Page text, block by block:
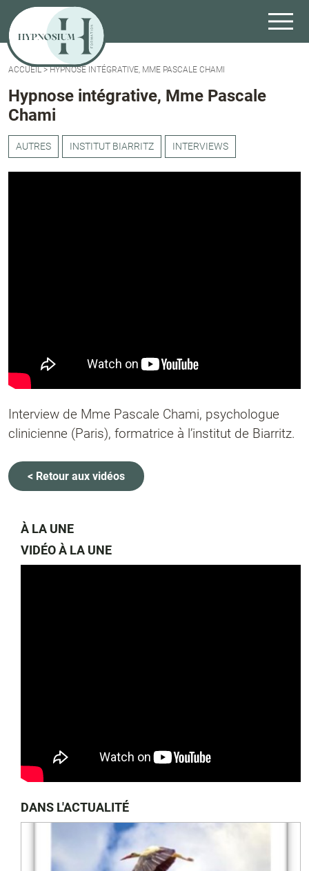
ACCUEIL>HYPNOSE INTÉGRATIVE, MME PASCALE CHAMI
Hypnose intégrative, Mme Pascale
Chami
AUTRES INSTITUT BIARRITZ INTERVIEWS
Interview de Mme Pascale Chami, psychologue
clinicienne (Paris), formatrice à l’institut de Biarritz.
< Retour aux vidéos
À LA UNE
VIDÉO À LA UNE
DANS L'ACTUALITÉ